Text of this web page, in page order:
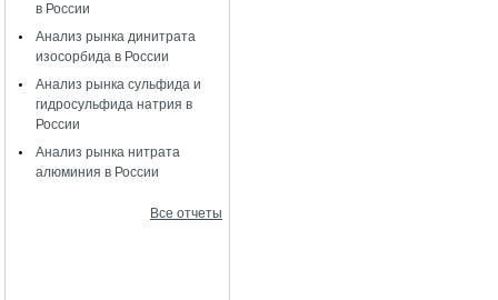
в России
Анализ рынка динитрата
изосорбида в России
Анализ рынка сульфида и
гидросульфида натрия в
России
Анализ рынка нитрата
алюминия в России
Все отчеты